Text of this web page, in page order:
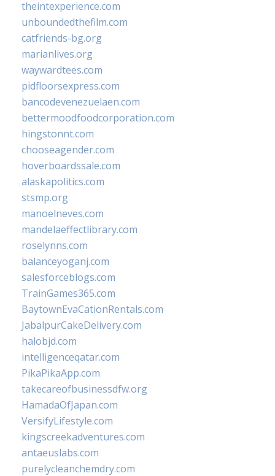
theintexperience.com
unboundedthefilm.com
catfriends-bg.org
marianlives.org
waywardtees.com
pidfloorsexpress.com
bancodevenezuelaen.com
bettermoodfoodcorporation.com
hingstonnt.com
chooseagender.com
hoverboardssale.com
alaskapolitics.com
stsmp.org
manoelneves.com
mandelaeffectlibrary.com
roselynns.com
balanceyoganj.com
salesforceblogs.com
TrainGames365.com
BaytownEvaCationRentals.com
JabalpurCakeDelivery.com
halobjd.com
intelligenceqatar.com
PikaPikaApp.com
takecareofbusinessdfw.org
HamadaOfJapan.com
VersifyLifestyle.com
kingscreekadventures.com
antaeuslabs.com
purelycleanchemdry.com